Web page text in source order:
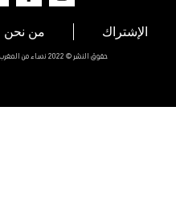
الإشتراك من نحن
حقوق النشر © 2022 نساء من المغرب التصميم والتطوير